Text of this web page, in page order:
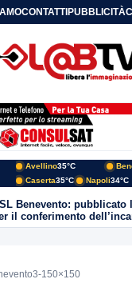
CONTATTIPUBBLICITÀ
Avellino35°C
Caserta35°C Napoli34°C
Benevento: pubblicato
il conferimento
della Unità
150×150